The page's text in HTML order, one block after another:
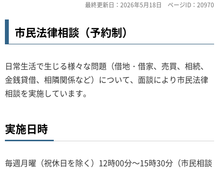
最終更新日：2026年5月18日 ページID：20970
市民法律相談（予約制）
日常生活で生じる様々な問題（借地・借家、売買、相続、
金銭貸借、相隣関係など）について、面談により市民法律
相談を実施しています。
実施日時
毎週月曜（祝休日を除く）12時00分～15時30分（市民相談